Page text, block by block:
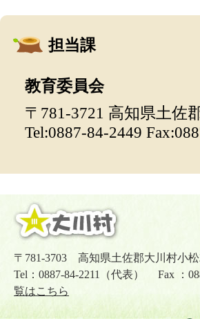
担当課
教育委員会
〒781-3721 高知県土佐
Tel:0887-84-2449
〒781-3703 高知県土佐郡大川村小松
Tel：0887-84-2211（代表） Fax ：
覧はこちら